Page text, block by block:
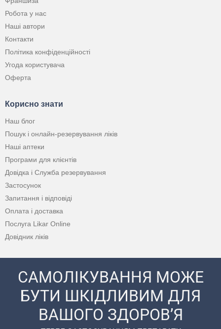
Робота у нас
Наші автори
Контакти
Політика конфіденційності
Угода користувача
Оферта
Корисно знати
Наш блог
Пошук і онлайн-резервування ліків
Наші аптеки
Програми для клієнтів
Довідка і Служба резервування
Застосунок
Запитання і відповіді
Оплата і доставка
Послуга Likar Online
Довідник ліків
САМОЛІКУВАННЯ МОЖЕ
БУТИ ШКІДЛИВИМ ДЛЯ
ВАШОГО ЗДОРОВ’Я